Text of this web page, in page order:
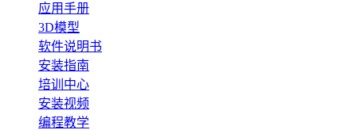
应用手册
3D模型
软件说明书
安装指南
培训中心
安装视频
编程教学